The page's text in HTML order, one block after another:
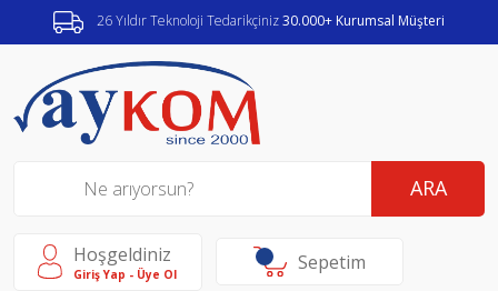
26 Yıldır Teknoloji Tedarikçiniz30.000+ Kurumsal Müşteri
ARA
Hoşgeldiniz
Giriş Yap - Üye Ol Sepetim